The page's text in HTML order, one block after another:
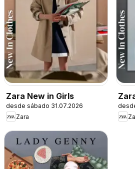
Zara New in Girls
desde sábado 31.07.2026
Zara